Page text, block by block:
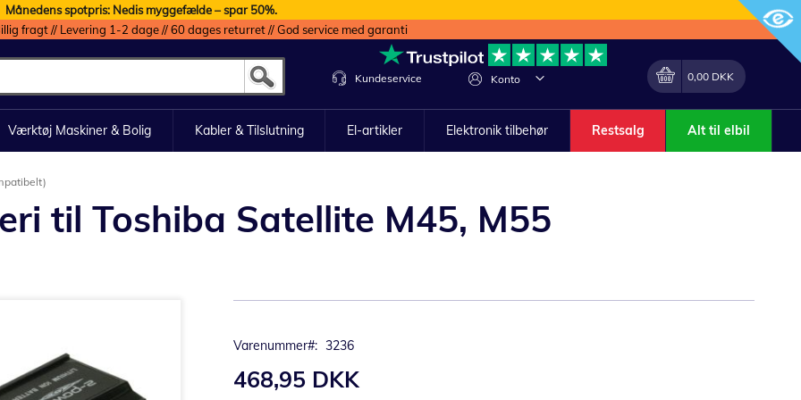
Månedens spotpris: Nedis myggefælde – spar 50%.
fragt // Levering 1-2 dage // 60 dages returret // God service med garanti
Konto
Lave
Min indkøbskurv
0,00 DKK
Kundeservice
Værktøj Maskiner & Bolig Kabler & Tilslutning El-artikler Elektronik tilbehør Restsalg Alt til elbil
til Toshiba Satellite M45, M55
Varenummer 3236
468,95 DKK